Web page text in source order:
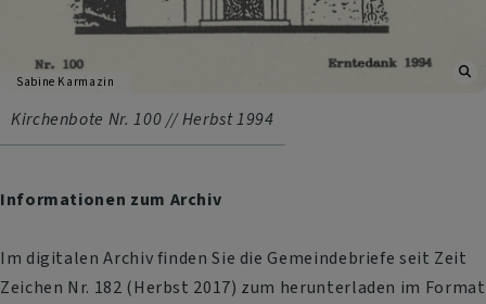
Sabine Karmazin
Kirchenbote Nr. 100 // Herbst 1994
Informationen zum Archiv
Im digitalen Archiv finden Sie die Gemeindebriefe seit Zeit
Zeichen Nr. 182 (Herbst 2017) zum herunterladen im Format